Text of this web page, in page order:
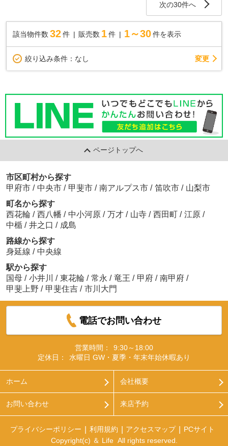
次の30件へ
該当物件数 32件 販売数 1 件 1～30 件を表示
絞り込み条件： なし 変更
ページトップへ
市区町村から探す
甲府市 / 中央市 / 甲斐市 / 南アルプス市 / 笛吹市 / 山梨市
町名から探す
西花輪 / 西八幡 / 中小河原 / 万才 / 山寺 / 西田町 / 江原 /
中楯 / 井之口 / 成島
路線から探す
身延線 / 中央線
駅から探す
国母 / 小井川 / 東花輪 / 常永 / 竜王 / 甲府 / 南甲府 /
甲斐上野 / 甲斐住吉 / 市川大門
電話でお問い合わせ
営業時間：
9:30～18:00
定休日：
水曜日 GW・夏季・年末年始休暇あり
ホーム 会社概要
お問い合わせ 来店予約
プライバシーポリシー 利用規約 アクセスマップ
PCサイト
Copyright(c) ＆ Life All rights reserved.